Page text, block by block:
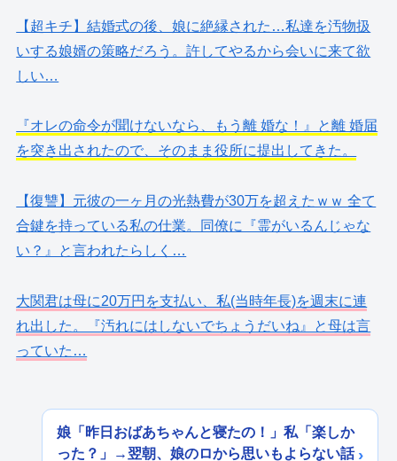
【超キチ】結婚式の後、娘に絶縁された…私達を汚物扱
いする娘婿の策略だろう。許してやるから会いに来て欲
しい…
『オレの命令が聞けないなら、もう離 婚な！』と離 婚届
を突き出されたので、そのまま役所に提出してきた。
【復讐】元彼の一ヶ月の光熱費が30万を超えたｗｗ 全て
合鍵を持っている私の仕業。同僚に『霊がいるんじゃな
い？』と言われたらしく…
大関君は母に20万円を支払い、私(当時年長)を週末に連
れ出した。『汚れにはしないでちょうだいね』と母は言
っていた…
娘「昨日おばあちゃんと寝たの！」私「楽しか
った？」→翌朝、娘のロから思いもよらない話